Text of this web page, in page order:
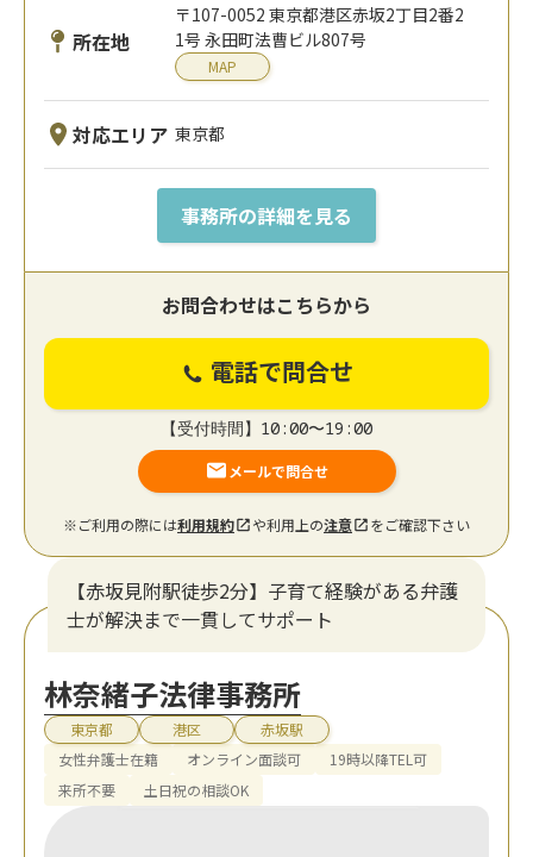
所在地
〒107-0052 東京都港区赤坂2丁目2番2
1号 永田町法曹ビル807号
MAP
対応エリア 東京都
事務所の詳細を見る
お問合わせはこちらから
電話で問合せ
【受付時間】10:00〜19:00
メールで問合せ
※ご利用の際には利用規約 や利用上の注意 をご確認下さい
【赤坂見附駅徒歩2分】子育て経験がある弁護
士が解決まで一貫してサポート
林奈緒子法律事務所
東京都 港区
赤坂駅
女性弁護士在籍
オンライン面談可
19時以降TEL可
来所不要
土日祝の相談OK